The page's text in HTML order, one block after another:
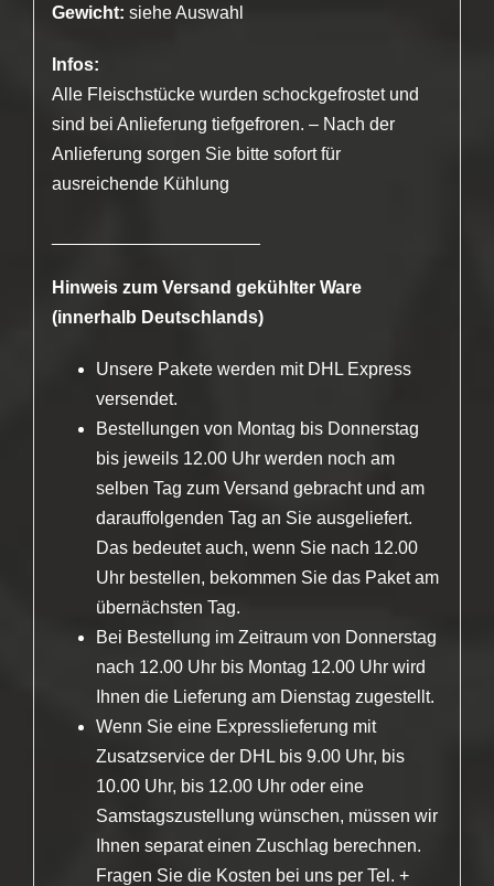
Gewicht: siehe Auswahl
Infos:
Alle Fleischstücke wurden schockgefrostet und
sind bei Anlieferung tiefgefroren. – Nach der
Anlieferung sorgen Sie bitte sofort für
ausreichende Kühlung
Hinweis zum Versand gekühlter Ware
(innerhalb Deutschlands)
Unsere Pakete werden mit DHL Express
versendet.
Bestellungen von Montag bis Donnerstag
bis jeweils 12.00 Uhr werden noch am
selben Tag zum Versand gebracht und am
darauffolgenden Tag an Sie ausgeliefert.
Das bedeutet auch, wenn Sie nach 12.00
Uhr bestellen, bekommen Sie das Paket am
übernächsten Tag.
Bei Bestellung im Zeitraum von Donnerstag
nach 12.00 Uhr bis Montag 12.00 Uhr wird
Ihnen die Lieferung am Dienstag zugestellt.
Wenn Sie eine Expresslieferung mit
Zusatzservice der DHL bis 9.00 Uhr, bis
10.00 Uhr, bis 12.00 Uhr oder eine
Samstagszustellung wünschen, müssen wir
Ihnen separat einen Zuschlag berechnen.
Fragen Sie die Kosten bei uns per Tel. +